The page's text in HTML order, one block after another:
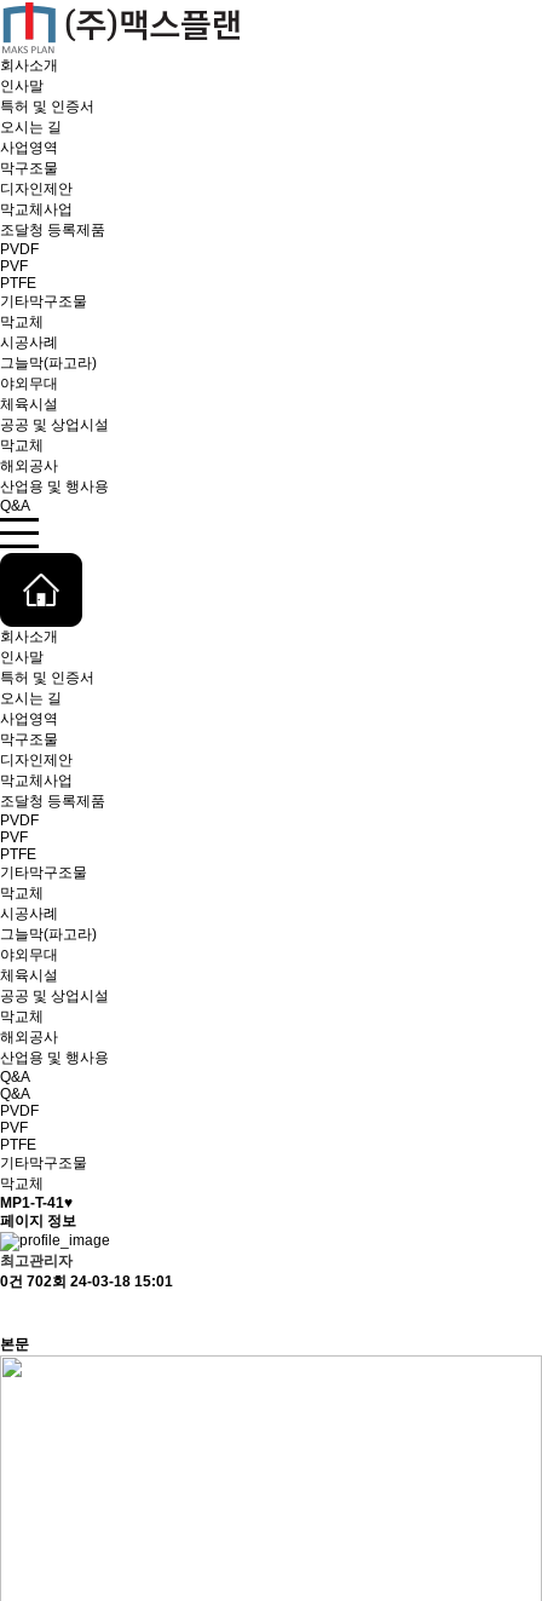
회사소개
인사말
특허 및 인증서
오시는 길
사업영역
막구조물
디자인제안
막교체사업
조달청 등록제품
PVDF
PVF
PTFE
기타막구조물
막교체
시공사례
그늘막(파고라)
야외무대
체육시설
공공 및 상업시설
막교체
해외공사
산업용 및 행사용
Q&A
회사소개
인사말
특허 및 인증서
오시는 길
사업영역
막구조물
디자인제안
막교체사업
조달청 등록제품
PVDF
PVF
PTFE
기타막구조물
막교체
시공사례
그늘막(파고라)
야외무대
체육시설
공공 및 상업시설
막교체
해외공사
산업용 및 행사용
Q&A
Q&A
PVDF
PVF
PTFE
기타막구조물
막교체
MP1-T-41♥
페이지 정보
최고관리자
0건 702회 24-03-18 15:01
본문